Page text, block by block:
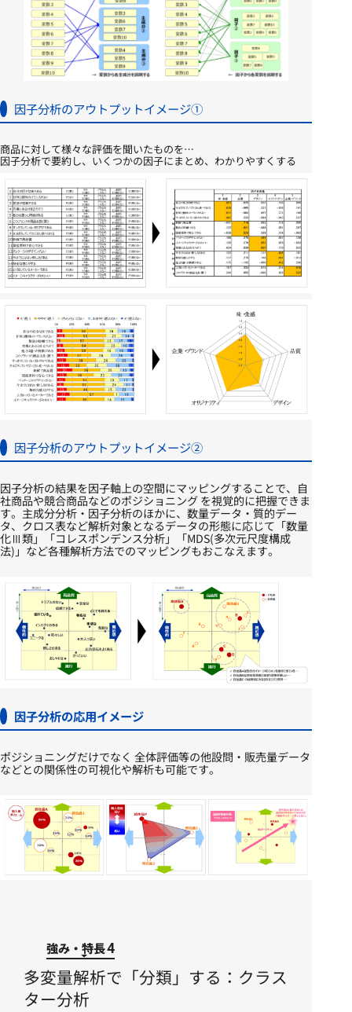
因子分析のアウトプットイメージ①
商品に対して様々な評価を聞いたものを…
因子分析で要約し、いくつかの因子にまとめ、わかりやすくする​
因子分析のアウトプットイメージ②
因子分析の結果を因子軸上の空間にマッピングすることで、自
社商品や競合商品などのポジショニング を視覚的に把握できま
す。主成分分析・因子分析のほかに、数量データ・質的デー
タ、クロス表など解析対象となるデータの形態に応じて「数量
化Ⅲ類」「コレスポンデンス分析」「MDS(多次元尺度構成
法)」など各種解析方法でのマッピングもおこなえます。​
因子分析の応用イメージ
ポジショニングだけでなく 全体評価等の他設問・販売量データ
などとの関係性の可視化や解析も可能です。​
強み・特長4
多変量解析で「分類」する：クラス
ター分析